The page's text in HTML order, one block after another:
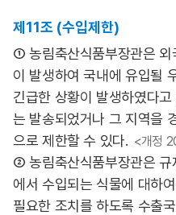
제11조 (수입제한)
① 농림축산식품부장관은 외
이 발생하여 국내에 유입될
긴급한 상황이 발생하였다
는 발송되었거나 그 지역을
으로 제한할 수 있다. <개정
② 농림축산식품부장관은 규
에서 수입되는 식물에 대하
필요한 조치를 하도록 수출